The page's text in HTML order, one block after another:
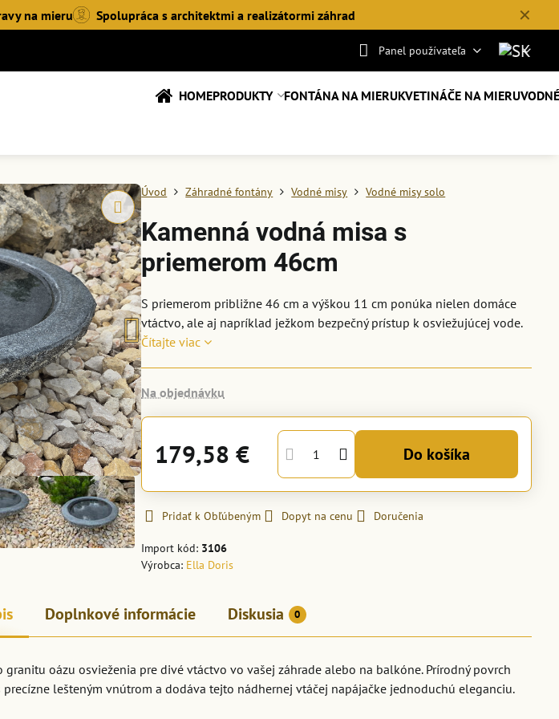
✕
na mieru Spolupráca s architektmi a realizátormi záhrad
Panel používateľa
HOMEPRODUKTY FONTÁNA NA MIERUKVETINÁČE NA MIERU
Úvod Záhradné fontány Vodné misy Vodné misy solo
Kamenná vodná misa s
priemerom 46cm
S priemerom približne 46 cm a výškou 11 cm ponúka nielen domáce
vtáctvo, ale aj napríklad ježkom bezpečný prístup k osviežujúcej vode.
Čítajte viac
Na objednávku
179,58 € Do košíka
Pridať k Obľúbeným Dopyt na cenu Doručenia
Import kód: 3106
Výrobca: Ella Doris
Doplnkové informácie Diskusia 0
oázu osvieženia pre divé vtáctvo vo vašej záhrade alebo na balkóne. Prírodný povrch
lešteným vnútrom a dodáva tejto nádhernej vtáčej napájačke jednoduchú eleganciu.